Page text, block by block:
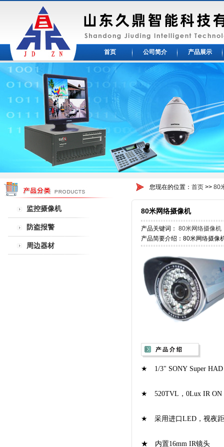
首页 公司简介 产品展示
监控摄像机
防盗报警
周边器材
您现在的位置：首页 >>80
80米网络摄像机
产品关键词： 80米网络摄像机
产品简要介绍：80米网络摄像
★ 1/3" SONY Super
★ 520TVL，0Lux IR ON
★ 采用进口LED，视夜距
★ 内置16mm IR镜头